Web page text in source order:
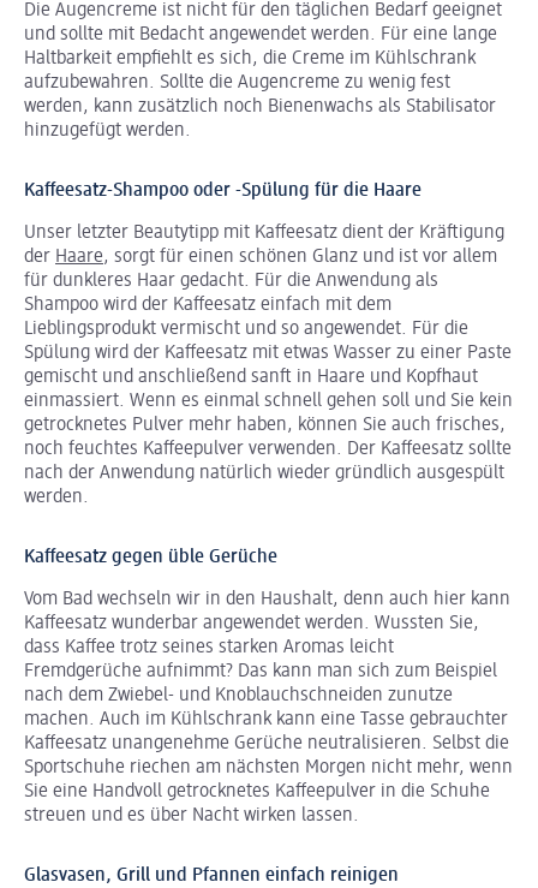
Die Augencreme ist nicht für den täglichen Bedarf geeignet
und sollte mit Bedacht angewendet werden. Für eine lange
Haltbarkeit empfiehlt es sich, die Creme im Kühlschrank
aufzubewahren. Sollte die Augencreme zu wenig fest
werden, kann zusätzlich noch Bienenwachs als Stabilisator
hinzugefügt werden.
Kaffeesatz-Shampoo oder -Spülung für die Haare
Unser letzter Beautytipp mit Kaffeesatz dient der Kräftigung
der Haare, sorgt für einen schönen Glanz und ist vor allem
für dunkleres Haar gedacht. Für die Anwendung als
Shampoo wird der Kaffeesatz einfach mit dem
Lieblingsprodukt vermischt und so angewendet. Für die
Spülung wird der Kaffeesatz mit etwas Wasser zu einer Paste
gemischt und anschließend sanft in Haare und Kopfhaut
einmassiert. Wenn es einmal schnell gehen soll und Sie kein
getrocknetes Pulver mehr haben, können Sie auch frisches,
noch feuchtes Kaffeepulver verwenden. Der Kaffeesatz sollte
nach der Anwendung natürlich wieder gründlich ausgespült
werden.
Kaffeesatz gegen üble Gerüche
Vom Bad wechseln wir in den Haushalt, denn auch hier kann
Kaffeesatz wunderbar angewendet werden. Wussten Sie,
dass Kaffee trotz seines starken Aromas leicht
Fremdgerüche aufnimmt? Das kann man sich zum Beispiel
nach dem Zwiebel- und Knoblauchschneiden zunutze
machen. Auch im Kühlschrank kann eine Tasse gebrauchter
Kaffeesatz unangenehme Gerüche neutralisieren. Selbst die
Sportschuhe riechen am nächsten Morgen nicht mehr, wenn
Sie eine Handvoll getrocknetes Kaffeepulver in die Schuhe
streuen und es über Nacht wirken lassen.
Glasvasen, Grill und Pfannen einfach reinigen